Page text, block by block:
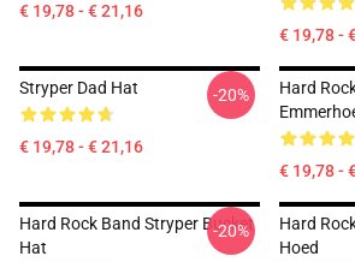
€ 19,78 - € 21,16
€ 19,78 -
Stryper Dad Hat
€ 19,78 - € 21,16
-20%
Hard
€ 19,78 -
Hard Rock Band Stryper Bucket
Hat
-20%
Hard
Hoed